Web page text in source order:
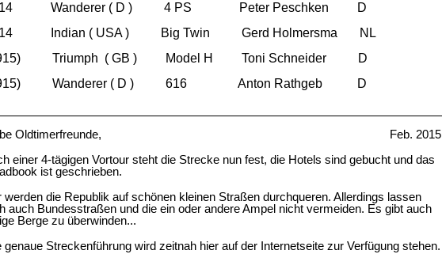
Wanderer ( D ) 4 PS Peter Peschken D
Indian ( USA ) Big Twin Gerd Holmersma NL
Triumph ( GB ) Model H Toni Schneider D
Wanderer ( D ) 616 Anton Rathgeb D
Oldtimerfreunde, Feb. 2015
einer 4-tägigen Vortour steht die Strecke nun fest, die Hotels sind gebucht und das
ist geschrieben.
werden die Republik auf schönen kleinen Straßen durchqueren. Allerdings lassen
auch Bundesstraßen und die ein oder andere Ampel nicht vermeiden. Es gibt auch
Berge zu überwinden...
genaue Streckenführung wird zeitnah hier auf der Internetseite zur Verfügung stehen.